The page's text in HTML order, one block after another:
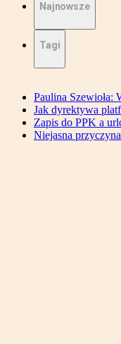
Najnowsze
Tagi
Paulina Szewioła:
Jak dyrektywa
Zapis do PPK a
Niejasna